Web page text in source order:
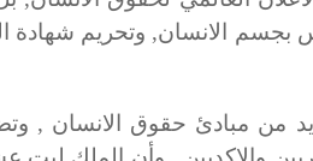
بجسم الانسان, وتحريم شهادة
من مبادئ حقوق الانسان ,